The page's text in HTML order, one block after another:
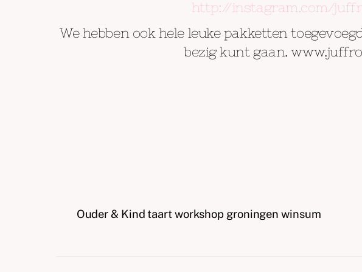
http://instagram.com/
We hebben ook hele leuke pakketten
bezig kunt gaan.
Ouder & Kind taart workshop groningen winsum